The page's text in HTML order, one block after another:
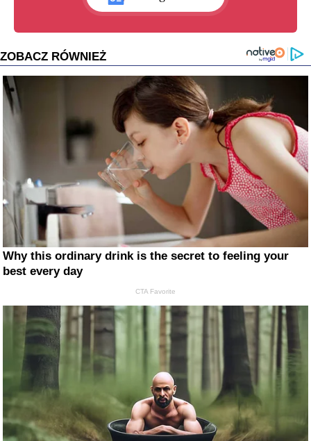
ZOBACZ RÓWNIEŻ
Why this ordinary drink is the secret to feeling your
best every day
CTA Favorite